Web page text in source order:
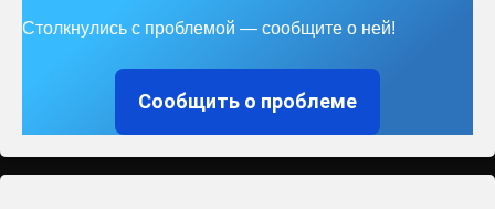
Столкнулись с проблемой — сообщите о ней!
Сообщить о проблеме